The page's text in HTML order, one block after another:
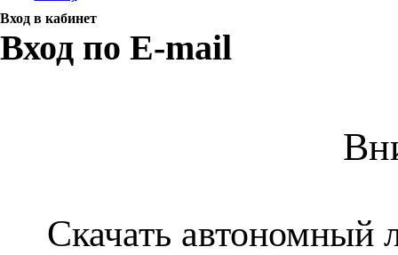
Вход в кабинет
Вход по E-mail
Скачать